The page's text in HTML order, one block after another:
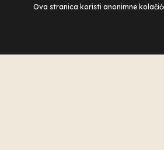
Ova stranica koristi anonimne